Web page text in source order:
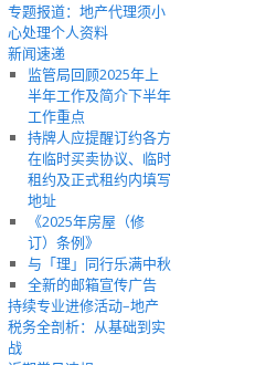
专题报道：地产代理须小
心处理个人资料
新闻速递
监管局回顾2025年上
半年工作及简介下半年
工作重点
持牌人应提醒订约各方
在临时买卖协议、临时
租约及正式租约内填写
地址
《2025年房屋（修
订）条例》
与「理」同行乐满中秋
全新的邮箱宣传广告
持续专业进修活动–地产
税务全剖析：从基础到实
战